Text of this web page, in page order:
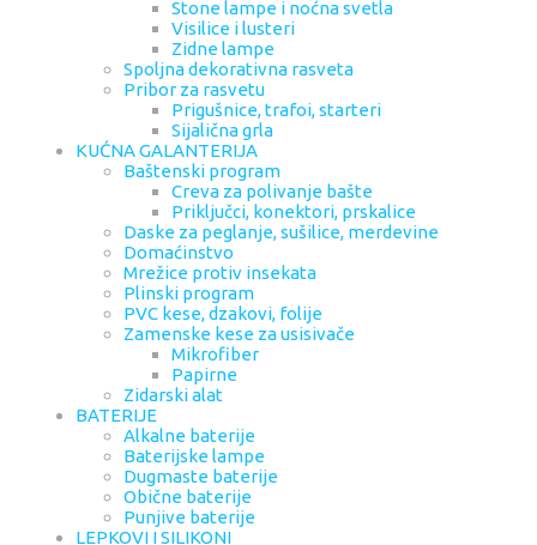
Stone lampe i noćna svetla
Visilice i lusteri
Zidne lampe
Spoljna dekorativna rasveta
Pribor za rasvetu
Prigušnice, trafoi, starteri
Sijalična grla
KUĆNA GALANTERIJA
Baštenski program
Creva za polivanje bašte
Priključci, konektori, prskalice
Daske za peglanje, sušilice, merdevine
Domaćinstvo
Mrežice protiv insekata
Plinski program
PVC kese, dzakovi, folije
Zamenske kese za usisivače
Mikrofiber
Papirne
Zidarski alat
BATERIJE
Alkalne baterije
Baterijske lampe
Dugmaste baterije
Obične baterije
Punjive baterije
LEPKOVI I SILIKONI